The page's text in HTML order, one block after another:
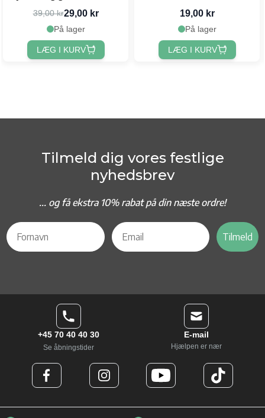
13,5 cm
39,00 kr29,00 kr
På lager
LÆG I KURV
19,00 kr
På lager
LÆG I KURV
Tilmeld dig vores festlige
nyhedsbrev
... og få ekstra 10% rabat på din næste ordre!
Tilmeld
+45 70 40 40 30
Se åbningstider
E-mail
Hjælpen er nær